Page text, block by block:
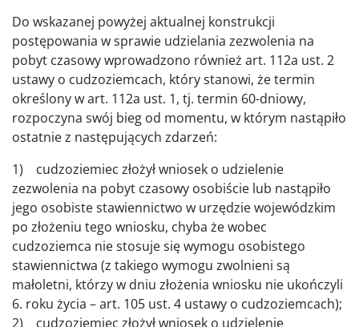
Do wskazanej powyżej aktualnej konstrukcji
postępowania w sprawie udzielania zezwolenia na
pobyt czasowy wprowadzono również art. 112a ust. 2
ustawy o cudzoziemcach, który stanowi, że termin
określony w art. 112a ust. 1, tj. termin 60-dniowy,
rozpoczyna swój bieg od momentu, w którym nastąpiło
ostatnie z następujących zdarzeń:
1) cudzoziemiec złożył wniosek o udzielenie
zezwolenia na pobyt czasowy osobiście lub nastąpiło
jego osobiste stawiennictwo w urzędzie wojewódzkim
po złożeniu tego wniosku, chyba że wobec
cudzoziemca nie stosuje się wymogu osobistego
stawiennictwa (z takiego wymogu zwolnieni są
małoletni, którzy w dniu złożenia wniosku nie ukończyli
6. roku życia – art. 105 ust. 4 ustawy o cudzoziemcach);
2) cudzoziemiec złożył wniosek o udzielenie